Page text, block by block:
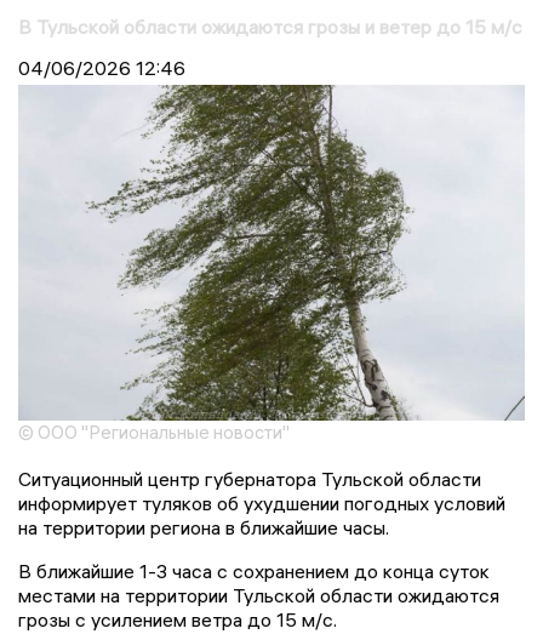
В Тульской области ожидаются грозы и ветер до 15 м/с
04/06/2026 12:46
© ООО "Региональные новости"
Ситуационный центр губернатора Тульской области
информирует туляков об ухудшении погодных условий
на территории региона в ближайшие часы.
В ближайшие 1-3 часа с сохранением до конца суток
местами на территории Тульской области ожидаются
грозы с усилением ветра до 15 м/с.